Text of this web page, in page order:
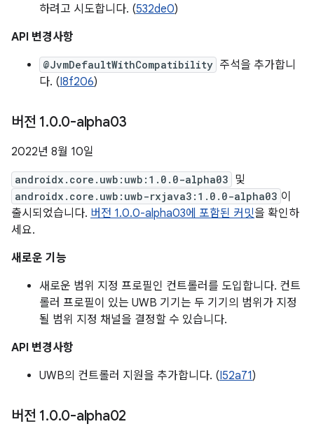
하려고 시도합니다. (532de0)
API 변경사항
@JvmDefaultWithCompatibility 주석을 추가합니
다. (I8f206)
버전 1.0.0-alpha03
2022년 8월 10일
androidx.core.uwb:uwb:1.0.0-alpha03 및
androidx.core.uwb:uwb-rxjava3:1.0.0-alpha03 이
출시되었습니다. 버전 1.0.0-alpha03에 포함된 커밋을 확인하
세요.
새로운 기능
새로운 범위 지정 프로필인 컨트롤러를 도입합니다. 컨트
롤러 프로필이 있는 UWB 기기는 두 기기의 범위가 지정
될 범위 지정 채널을 결정할 수 있습니다.
API 변경사항
UWB의 컨트롤러 지원을 추가합니다. (I52a71)
버전 1.0.0-alpha02